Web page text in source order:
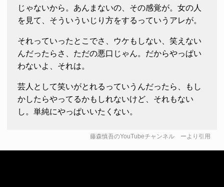
じゃないから。あんまないの、その感覚が。女の人
を見て、そういういじり方をするっていうアレが。
それっていったとこでさ、ウケもしない、笑えない
んだったらさ、ただの悪口じゃん。だからやっぱい
わないよ、それは。
芸人として笑いがとれるっていうんだったら、もし
かしたらやってるかもしれないけど、それもない
し。単純にやっぱいいたくない。
藤森慎吾のYouTubeチャンネルーより引用